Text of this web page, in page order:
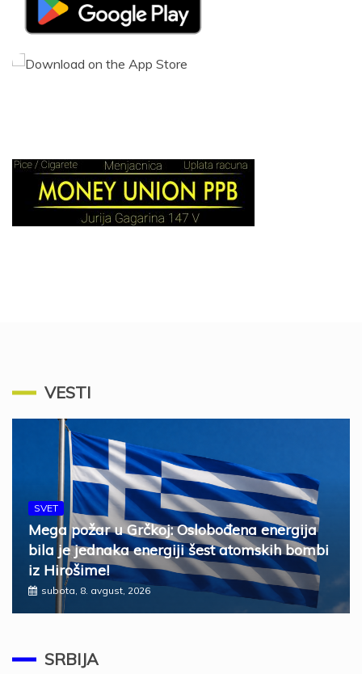
VESTI
SVET
Mega požar u Grčkoj: Oslobođena energija
bila je jednaka energiji šest atomskih bombi
iz Hirošime!
subota, 8. avgust, 2026
SRBIJA